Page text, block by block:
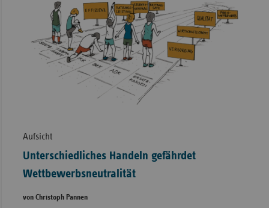
Aufsicht
Unterschiedliches Handeln gefährdet
Wettbewerbsneutralität
von Christoph Pannen